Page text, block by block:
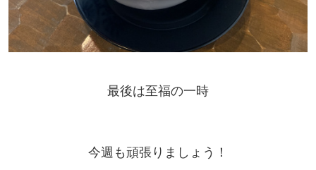
最後は至福の一時
今週も頑張りましょう！